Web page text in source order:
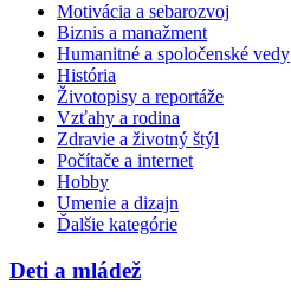
Motivácia a sebarozvoj
Biznis a manažment
Humanitné a spoločenské vedy
História
Životopisy a reportáže
Vzťahy a rodina
Zdravie a životný štýl
Počítače a internet
Hobby
Umenie a dizajn
Ďalšie kategórie
Deti a mládež